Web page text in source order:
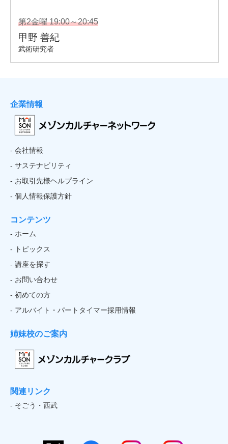
企業情報
- 会社情報
- サステナビリティ
- お取引先様ヘルプライン
- 個人情報保護方針
コンテンツ
- ホーム
- トピックス
- 講座を探す
- お問い合わせ
- 初めての方
- アルバイト・パートタイマー採用情報
姉妹校のご案内
関連リンク
- そごう・西武